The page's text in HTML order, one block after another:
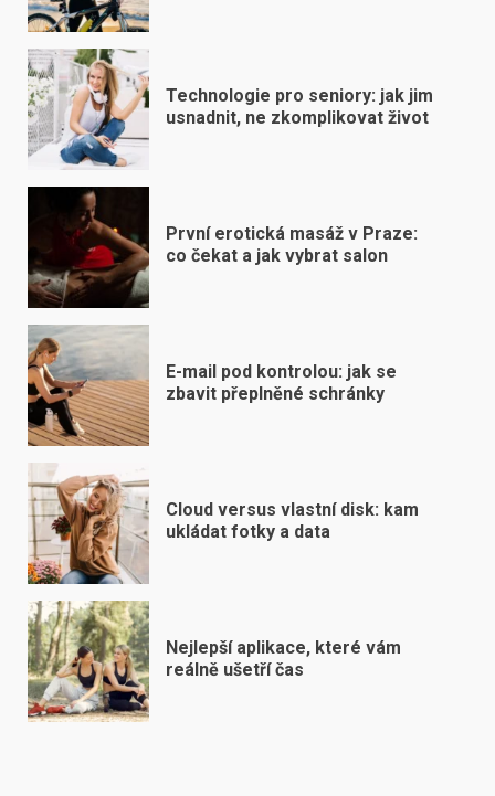
Technologie pro seniory: jak jim
usnadnit, ne zkomplikovat život
První erotická masáž v Praze:
co čekat a jak vybrat salon
E-mail pod kontrolou: jak se
zbavit přeplněné schránky
Cloud versus vlastní disk: kam
ukládat fotky a data
Nejlepší aplikace, které vám
reálně ušetří čas